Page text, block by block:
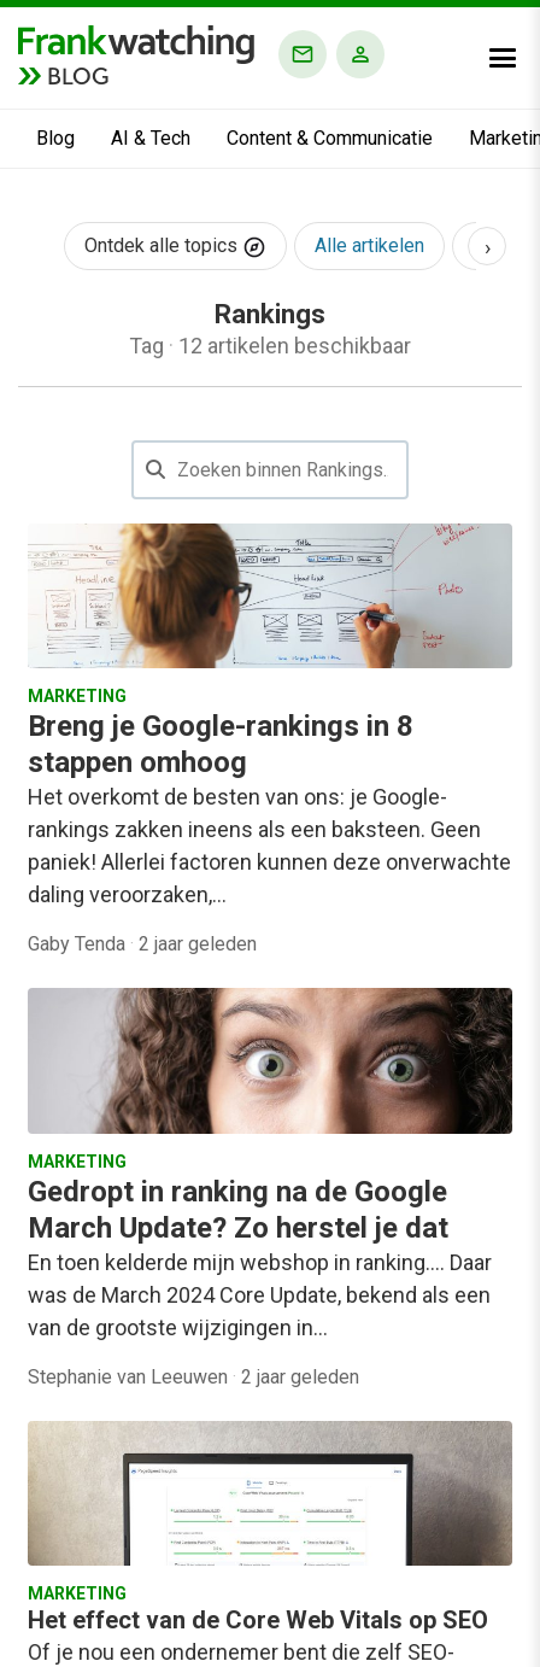
BLOG
Blog AI & Tech Content & Communicatie
Ontdek alle topics Alle artikelen AI &
›
Rankings
Tag · 12 artikelen beschikbaar
MARKETING
Breng je Google-rankings in 8
stappen omhoog
Het overkomt de besten van ons: je Google-
rankings zakken ineens als een baksteen. Geen
paniek! Allerlei factoren kunnen deze onverwachte
daling veroorzaken,…
Gaby Tenda · 2 jaar geleden
MARKETING
Gedropt in ranking na de Google
March Update? Zo herstel je dat
En toen kelderde mijn webshop in ranking.... Daar
was de March 2024 Core Update, bekend als een
van de grootste wijzigingen in…
Stephanie van Leeuwen · 2 jaar geleden
MARKETING
Het effect van de Core Web Vitals op SEO
Of je nou een ondernemer bent die zelf SEO-